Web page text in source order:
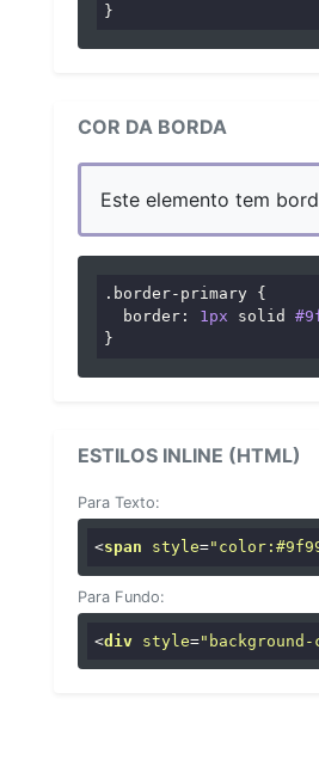
}
COR DA BORDA
Este elemento tem
.border-primary {
border : 1px solid
}
ESTILOS INLINE (HTML)
Para Texto:
<span style=
Para Fundo:
<div style=